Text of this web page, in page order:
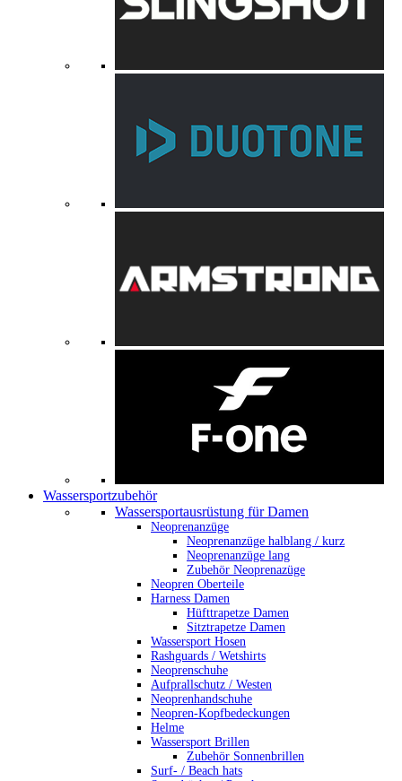
Wassersportzubehör
Wassersportausrüstung für Damen
Neoprenanzüge
Neoprenanzüge halblang / kurz
Neoprenanzüge lang
Zubehör Neoprenazüge
Neopren Oberteile
Harness Damen
Hüfttrapetze Damen
Sitztrapetze Damen
Wassersport Hosen
Rashguards / Wetshirts
Neoprenschuhe
Aufprallschutz / Westen
Neoprenhandschuhe
Neopren-Kopfbedeckungen
Helme
Wassersport Brillen
Zubehör Sonnenbrillen
Surf- / Beach hats